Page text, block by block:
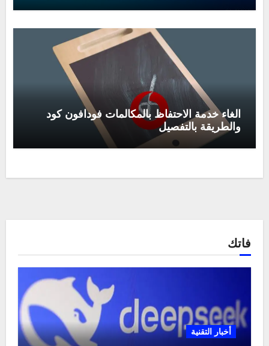
الغاء خدمة الاحتفاظ بالمكالمات فودافون كود
والطريقة بالتفصيل
فاتك
أخبار التقنية